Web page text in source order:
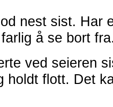
nest sist. Har
å se bort
ved seieren
holdt flott. Det